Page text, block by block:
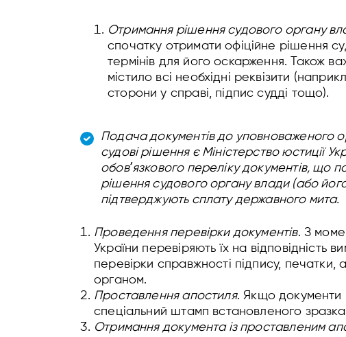
Отримання рішення судового органу
спочатку отримати офіційне рішення
термінів для його оскарження. Також
містило всі необхідні реквізити
сторони у справі, підпис судді тощо).
Подача документів до уповноваженого
судові рішення є Міністерство юстиції
обовʼязкового переліку документів, що
рішення судового органу влади (або
підтверджують сплату державного мита.
Проведення перевірки документів. З
України перевіряють їх на
перевірки справжності підпису,
органом.
Проставлення апостиля. Якщо документи
спеціальний штамп встановленого
Отримання документа із проставленим